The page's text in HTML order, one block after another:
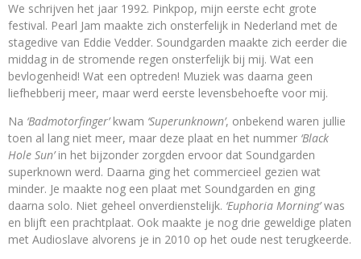
We schrijven het jaar 1992. Pinkpop, mijn eerste echt grote
festival. Pearl Jam maakte zich onsterfelijk in Nederland met de
stagedive van Eddie Vedder. Soundgarden maakte zich eerder die
middag in de stromende regen onsterfelijk bij mij. Wat een
bevlogenheid! Wat een optreden! Muziek was daarna geen
liefhebberij meer, maar werd eerste levensbehoefte voor mij.
Na ‘Badmotorfinger’kwam ‘Superunknown’, onbekend waren jullie
toen al lang niet meer, maar deze plaat en het nummer ‘Black
Hole Sun’in het bijzonder zorgden ervoor dat Soundgarden
superknown werd. Daarna ging het commercieel gezien wat
minder. Je maakte nog een plaat met Soundgarden en ging
daarna solo. Niet geheel onverdienstelijk. ‘Euphoria Morning’was
en blijft een prachtplaat. Ook maakte je nog drie geweldige platen
met Audioslave alvorens je in 2010 op het oude nest terugkeerde.